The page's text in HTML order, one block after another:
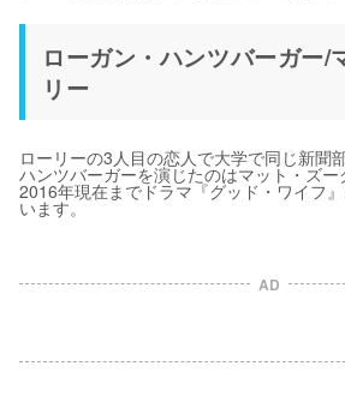
ローガン・ハンツバーガー/
リー
ローリーの3人目の恋人で大学で同じ新聞
ハンツバーガーを演じたのはマット・ズ
2016年現在までドラマ『グッド・ワイフ
います。
AD